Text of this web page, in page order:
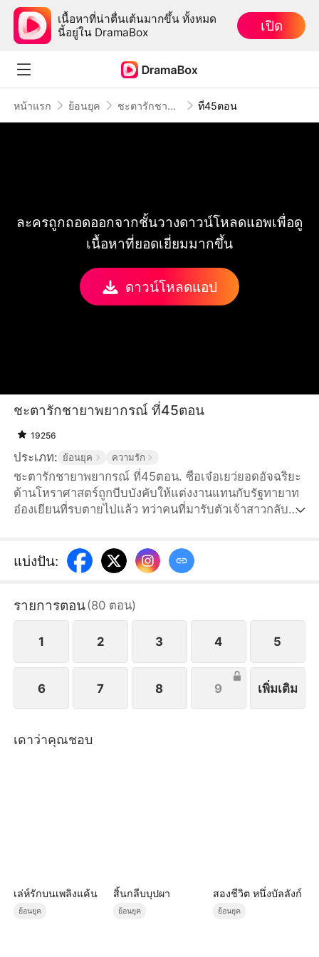
เนื้อหาที่น่าตื่นเต้นมากขึ้น ทั้งหมด
นี้อยู่ใน DramaBox
เปิด
หน้าแรก ย้อนยุค ชะตารักชายาพยากรณ์ ที่45ตอน
ละครถูกถอดออกจากชั้นวางดาวน์โหลดแอพเพื่อดู
เนื้อหาที่ยอดเยี่ยมมากขึ้น
ดาวน์โหลดแอป
ชะตารักชายาพยากรณ์ ที่45ตอน
19256
ประเภท: ย้อนยุค ความรัก
ชะตารักชายาพยากรณ์ ที่45ตอน. ซือเจ๋อเยว่ยอดอัจฉริยะ
ด้านโหราศาสตร์ถูกบีบบังคับให้แต่งงานแทนกับรัฐทายาท
อ๋องเยียนที่รบตายไปแล้ว ทว่าคนที่มารับตัวเจ้าสาวกลับ
ยืนไม่อยู่ ในคืนแต่งงาน จวนอ๋องเยียนถูกปิดล้อม นางไม่
อาจทนเห็นตระกูลที่ซื่อสัตว์จงรักภักดีกลับต้องมาตาย
ปกป้องจวนอ๋องเยียน สืบหาความจริงเรื่องการแพ้ศึกของ
อ๋องเยียน พวกเขาร่วมมือกันอย่างรู้ใจ...
แบ่งปัน:
รายการตอน(80 ตอน)
1 2 3 4 5
6 7 8 9 เพิ่มเติม
เดาว่าคุณชอบ
เล่ห์รักบนเพลิงแค้น
ย้อนยุค
สิ้นกลีบบุปผา
ย้อนยุค
สองชีวิต หนึ่งบัลลังก์
ย้อนยุค